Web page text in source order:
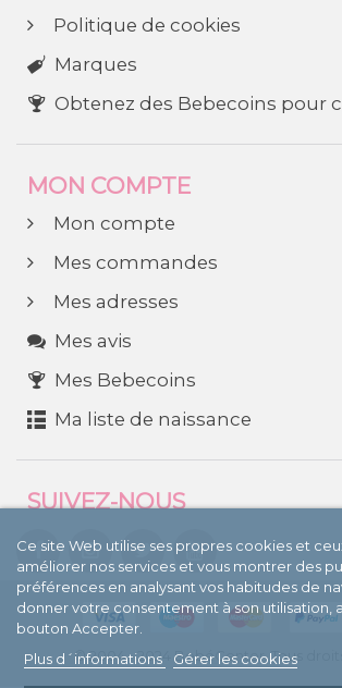
Politique de cookies
Marques
Obtenez des Bebecoins pour
MON COMPTE
Mon compte
Mes commandes
Mes adresses
Mes avis
Mes Bebecoins
Ma liste de naissance
SUIVEZ-NOUS
Ce site Web utilise ses propres cookies et
améliorer nos services et vous montrer des
préférences en analysant vos habitudes de
donner votre consentement à son utilisation,
bouton Accepter.
Plus d´informations
Gérer les cookies
© 2004 - 2024 BebéCenter. Tous